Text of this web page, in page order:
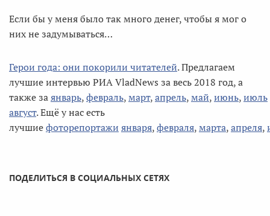
Если бы у меня было так много денег, чтобы я мог о
них не задумываться…
Герои года: они покорили читателей. Предлагаем
лучшие интервью РИА VladNews за весь 2018 год, а
также заянварь,февраль,март,апрель,май,июнь,июль
август. Ещё у нас есть
лучшиефоторепортажи января,февраля,марта,апреля,
ПОДЕЛИТЬСЯ В СОЦИАЛЬНЫХ СЕТЯХ